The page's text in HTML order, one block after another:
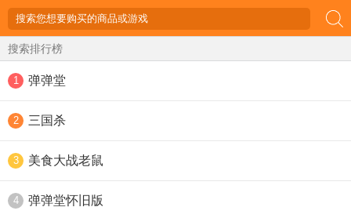
搜索排行榜
1 弹弹堂
2 三国杀
3 美食大战老鼠
4 弹弹堂怀旧版